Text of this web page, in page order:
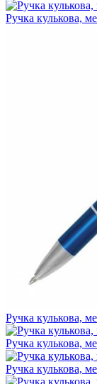
Ручка кулькова,
Ручка кулькова,
Ручка кулькова,
Ручка кулькова,